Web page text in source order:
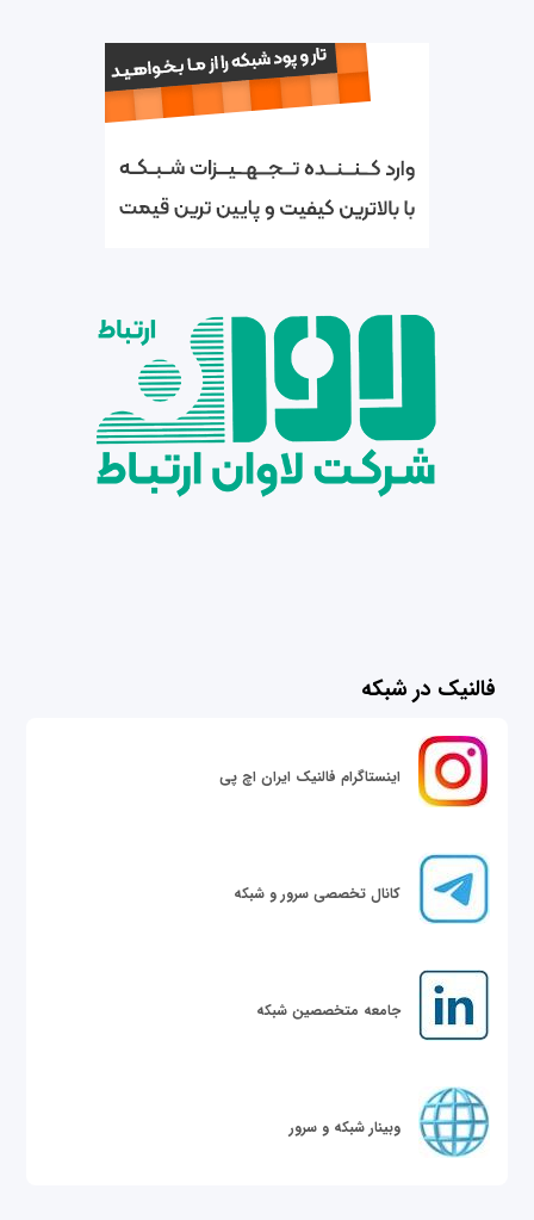
فالنیک در شبکه
اینستاگرام فالنیک ایران اچ پی
کانال تخصصی سرور و شبکه
جامعه متخصصین شبکه
وبینار شبکه و سرور